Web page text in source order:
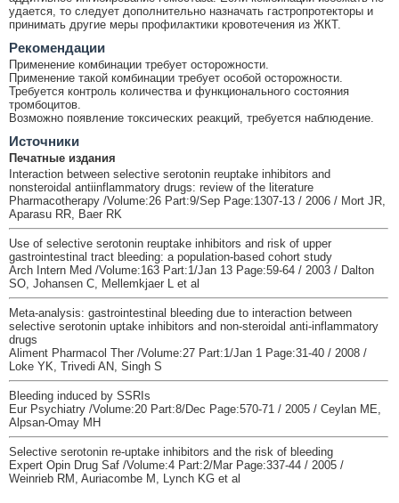
удается, то следует дополнительно назначать гастропротекторы и
принимать другие меры профилактики кровотечения из ЖКТ.
Рекомендации
Применение комбинации требует осторожности.
Применение такой комбинации требует особой осторожности.
Требуется контроль количества и функционального состояния
тромбоцитов.
Возможно появление токсических реакций, требуется наблюдение.
Источники
Печатные издания
Interaction between selective serotonin reuptake inhibitors and
nonsteroidal antiinflammatory drugs: review of the literature
Pharmacotherapy /Volume:26 Part:9/Sep Page:1307-13 / 2006 / Mort JR,
Aparasu RR, Baer RK
Use of selective serotonin reuptake inhibitors and risk of upper
gastrointestinal tract bleeding: a population-based cohort study
Arch Intern Med /Volume:163 Part:1/Jan 13 Page:59-64 / 2003 / Dalton
SO, Johansen C, Mellemkjaer L et al
Meta-analysis: gastrointestinal bleeding due to interaction between
selective serotonin uptake inhibitors and non-steroidal anti-inflammatory
drugs
Aliment Pharmacol Ther /Volume:27 Part:1/Jan 1 Page:31-40 / 2008 /
Loke YK, Trivedi AN, Singh S
Bleeding induced by SSRIs
Eur Psychiatry /Volume:20 Part:8/Dec Page:570-71 / 2005 / Ceylan ME,
Alpsan-Omay MH
Selective serotonin re-uptake inhibitors and the risk of bleeding
Expert Opin Drug Saf /Volume:4 Part:2/Mar Page:337-44 / 2005 /
Weinrieb RM, Auriacombe M, Lynch KG et al